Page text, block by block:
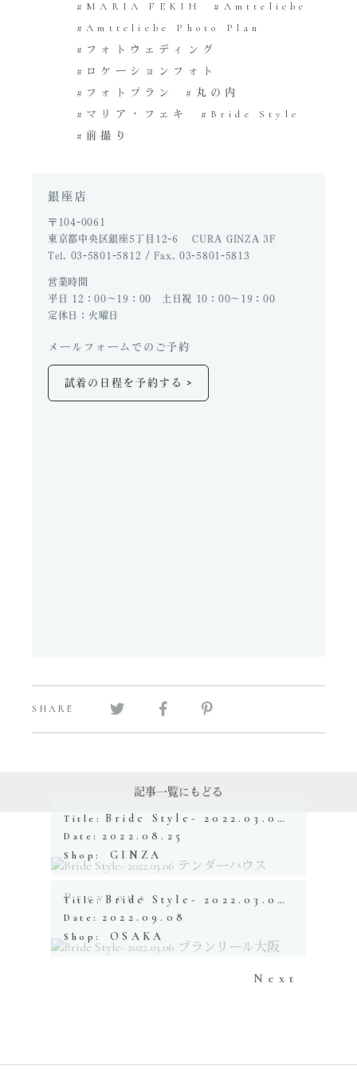
MARIA FEKIH
Amtteliebe
Amtteliebe Photo Plan
フォトウェディング
ロケーションフォト
フォトプラン
丸の内
マリア・フェキ
Bride Style
前撮り
銀座店
〒104-0061
東京都中央区銀座5丁目12-6 CURA GINZA 3F
Tel. 03-5801-5812 / Fax. 03-5801-5813
営業時間
平日 12：00～19：00 土日祝 10：00～19：00
定休日：火曜日
メールフォームでのご予約
試着の日程を予約する >
SHARE
記事一覧にもどる
Title: Bride Style- 2022.03.06 テンダーハウス
Date: 2022.08.25
Shop: GINZA
Previous
Title: Bride Style- 2022.03.06 ブランリール大阪
Date: 2022.09.08
Shop: OSAKA
Next